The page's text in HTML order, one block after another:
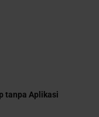
tanpa Aplikasi